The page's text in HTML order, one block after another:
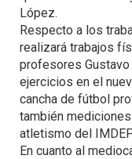
López.
Respecto a los
realizará trabajos
profesores
ejercicios en el
cancha de fútbol
también
atletismo del
En cuanto al